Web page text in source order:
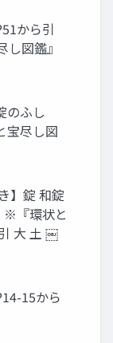
から引
図鑑』
ふし
宝尽し図
】錠 和錠
※『環状と
大 土 ￼
15から